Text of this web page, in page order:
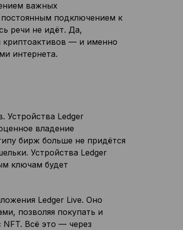
важных
подключением к
речи не идёт. Да,
криптоактивов — и именно
интернета.
Устройства Ledger
владение
бирж больше не придётся
Устройства Ledger
ключам будет
Ledger Live. Оно
позволяя покупать и
NFT. Всё это — через